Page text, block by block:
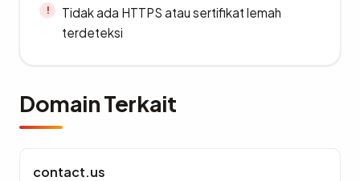
Tidak ada HTTPS atau sertifikat lemah
terdeteksi
Domain Terkait
contact.us